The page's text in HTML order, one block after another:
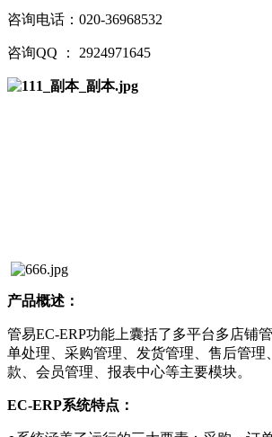
咨询电话：020-36968532
咨询QQ ： 2924971645
产品概述：
管易EC-ERP功能上囊括了多平台多店铺
单处理、采购管理、发货管理、售后管理
款、会员管理、报表中心等主要模块。
EC-ERP系统特点：